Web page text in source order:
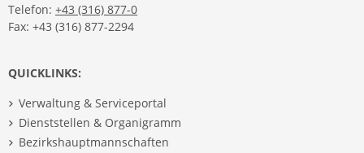
Telefon: +43 (316) 877-0
Fax: +43 (316) 877-2294
QUICKLINKS:
Verwaltung & Serviceportal
Dienststellen & Organigramm
Bezirkshauptmannschaften